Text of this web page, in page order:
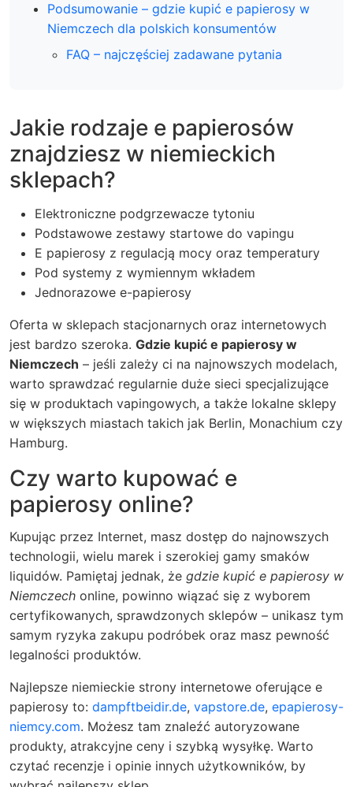
Podsumowanie – gdzie kupić e papierosy w
Niemczech dla polskich konsumentów
FAQ – najczęściej zadawane pytania
Jakie rodzaje e papierosów
znajdziesz w niemieckich
sklepach?
Elektroniczne podgrzewacze tytoniu
Podstawowe zestawy startowe do vapingu
E papierosy z regulacją mocy oraz temperatury
Pod systemy z wymiennym wkładem
Jednorazowe e-papierosy
Oferta w sklepach stacjonarnych oraz internetowych
jest bardzo szeroka. Gdzie kupić e papierosy w
Niemczech – jeśli zależy ci na najnowszych modelach,
warto sprawdzać regularnie duże sieci specjalizujące
się w produktach vapingowych, a także lokalne sklepy
w większych miastach takich jak Berlin, Monachium czy
Hamburg.
Czy warto kupować e
papierosy online?
Kupując przez Internet, masz dostęp do najnowszych
technologii, wielu marek i szerokiej gamy smaków
liquidów. Pamiętaj jednak, że gdzie kupić e papierosy w
Niemczech online, powinno wiązać się z wyborem
certyfikowanych, sprawdzonych sklepów – unikasz tym
samym ryzyka zakupu podróbek oraz masz pewność
legalności produktów.
Najlepsze niemieckie strony internetowe oferujące e
papierosy to: dampftbeidir.de, vapstore.de, epapierosy-
niemcy.com. Możesz tam znaleźć autoryzowane
produkty, atrakcyjne ceny i szybką wysyłkę. Warto
czytać recenzje i opinie innych użytkowników, by